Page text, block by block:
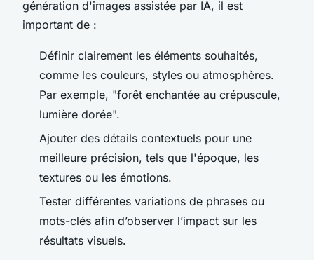
génération d'images assistée par IA, il est
important de :
Définir clairement les éléments souhaités,
comme les couleurs, styles ou atmosphères.
Par exemple, "forêt enchantée au crépuscule,
lumière dorée".
Ajouter des détails contextuels pour une
meilleure précision, tels que l'époque, les
textures ou les émotions.
Tester différentes variations de phrases ou
mots-clés afin d’observer l’impact sur les
résultats visuels.